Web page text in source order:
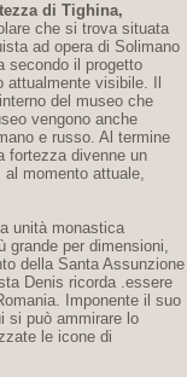
di Tighina,
che si trova situata
ad opera di Solimano
secondo il progetto
visibile. Il
del museo che
vengono anche
e russo. Al termine
fortezza divenne un
momento attuale,
unità monastica
grande per dimensioni,
della Santa Assunzione
Denis ricorda .essere
Imponente il suo
si può ammirare lo
le icone di